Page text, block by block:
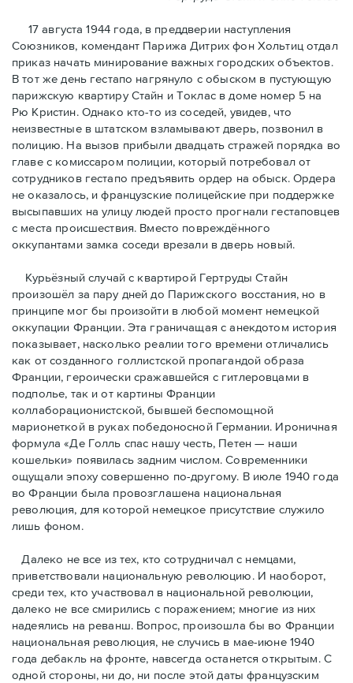
17 августа 1944 года, в преддверии наступления
Союзников, комендант Парижа Дитрих фон Хольтиц отдал
приказ начать минирование важных городских объектов.
В тот же день гестапо нагрянуло с обыском в пустующую
парижскую квартиру Стайн и Токлaс в домe номер 5 на
Рю Кристин. Однако кто-то из соседей, увидев, что
неизвестные в штатском взламывают дверь, позвонил в
полицию. На вызов прибыли двадцать стражей порядка во
главе с комиссаром полиции, который потребовал от
сотрудников гестапо предъявить ордер на обыск. Ордера
не оказалось, и французские полицейские при поддержке
высыпавших на улицу людей просто прогнали гестаповцев
с места происшествия. Вместо повреждённого
оккупантами замка соседи врезали в дверь новый.
Курьёзный случай с квартирой Гертруды Стайн
произошёл за пару дней до Парижского восстания, но в
принципe мог бы произойти в любой момент немецкой
оккупации Франции. Эта граничащая с анекдотом история
показывает, насколько реалии того времени отличались
как от созданного голлистской пропагандой образа
Франции, героически сражавшейся с гитлеровцами в
подполье, так и от картины Франции
коллаборационистской, бывшей беспомощной
марионеткой в руках победоносной Германии. Ироничная
формула «Де Голль спас нашу честь, Петен — наши
кошельки» появилась задним числом. Современники
ощущали эпоху совершенно по-другому. В июле 1940 года
во Франции была провозглашена национальная
революция, для которой немецкое присутствие служило
лишь фоном.
Далеко не все из тех, кто сотрудничал с немцами,
приветствовали национальную революцию. И наоборот,
среди тех, кто участвовал в национальной революции,
далеко не все смирились с поражением; многие из них
надеялись на реванш. Вопрос, произошла бы во Франции
национальная революция, не случись в мае-июне 1940
года дебакль на фронте, навсегда останется открытым. С
одной стороны, ни до, ни после этой даты французским